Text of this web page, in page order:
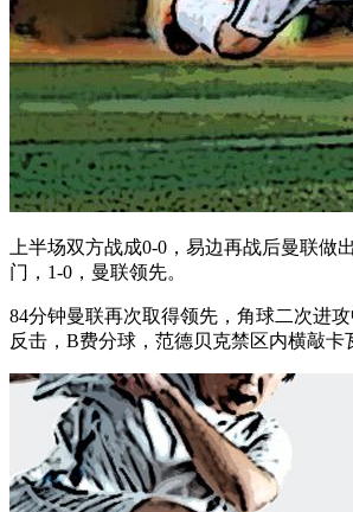
上半场双方战成0-0，易边再战后曼联
门，1-0，曼联领先。
84分钟曼联再次取得领先，角球二次进
反击，B费分球，范德贝克禁区内横敲卡